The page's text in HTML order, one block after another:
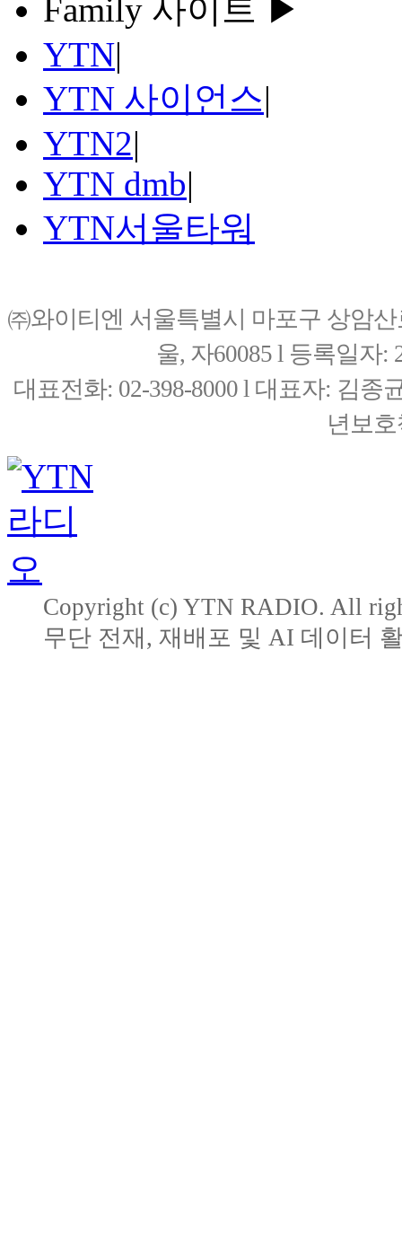
Family 사이트 ▶
YTN|
YTN 사이언스|
YTN2|
YTN dmb|
YTN서울타워
㈜와이티엔 서울특별시 마포구 상암
울, 자60085 l 등록일자:
대표전화: 02-398-8000 l 대표자: 김종
년보
Copyright (c) YTN RADIO. All
무단 전재, 재배포 및 AI 데이터